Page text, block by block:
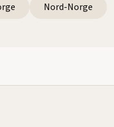
Nord-Norge